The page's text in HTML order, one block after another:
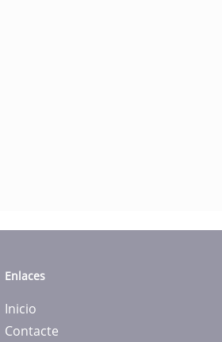
Enlaces
Inicio
Contacte